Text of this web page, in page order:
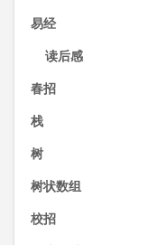
易经
读后感
春招
栈
树
树状数组
校招